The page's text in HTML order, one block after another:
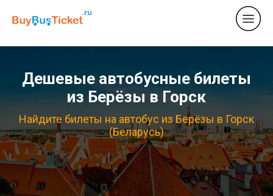
Дешевые автобусные билеты
из Берёзы в Горск
Найдите билеты на автобус из Берёзы в Горск
(Беларусь)